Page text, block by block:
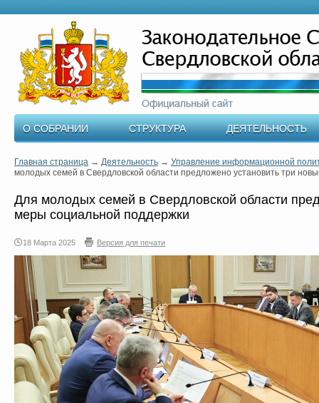
О СОБРАНИИ СТРУКТУРА ДЕЯТЕЛЬНОСТЬ
Главная страница → Деятельность → Управление информационной
молодых семей в Свердловской области предложено установить три
Для молодых семей в Свердловской области
меры социальной поддержки
18 Марта 2025 Версия для печати